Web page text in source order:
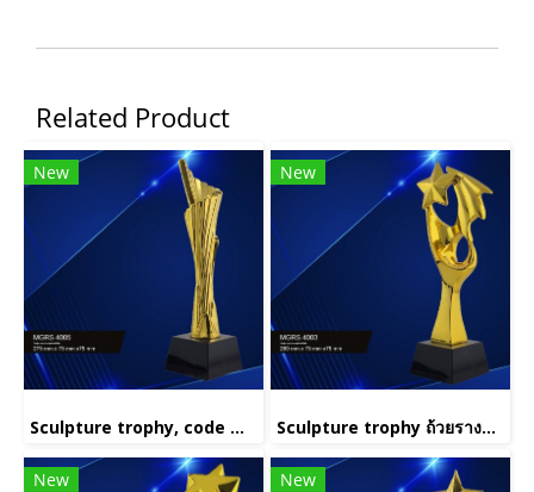
Related Product
New
Sculpture trophy, code MGRS 4005
New
Sculpture trophy ถ้วยรางวัลประติมากรรม รหัส MGRS 4001(copy)(copy)
New New